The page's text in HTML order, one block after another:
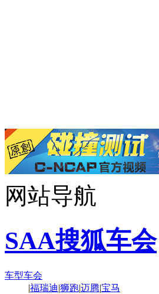
网站导航
SAA搜狐车会
车型车会
|福瑞迪|狮跑|迈腾|宝马